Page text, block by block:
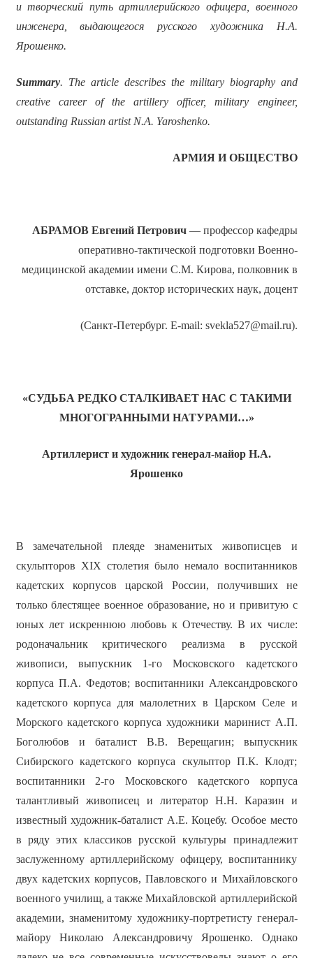
и творческий путь артиллерийского офицера, военного
инженера, выдающегося русского художника Н.А.
Ярошенко.
Summary. The article describes the military biography and
creative career of the artillery officer, military engineer,
outstanding Russian artist N.A. Yaroshenko.
АРМИЯ И ОБЩЕСТВО
АБРАМОВ Евгений Петрович— профессор кафедры
оперативно-тактической подготовки Военно-
медицинской академии имени С.М. Кирова, полковник в
отставке, доктор исторических наук, доцент
(Санкт-Петербург. E-mail: svekla527@mail.ru).
«СУДЬБА РЕДКО СТАЛКИВАЕТ НАС С ТАКИМИ
МНОГОГРАННЫМИ НАТУРАМИ…»
Артиллерист и художник генерал-майор Н.А.
Ярошенко
В замечательной плеяде знаменитых живописцев и
скульпторов XIX столетия было немало воспитанников
кадетских корпусов царской России, получивших не
только блестящее военное образование, но и привитую с
юных лет искреннюю любовь к Отечеству. В их числе:
родоначальник критического реализма в русской
живописи, выпускник 1-го Московского кадетского
корпуса П.А. Федотов; воспитанники Александровского
кадетского корпуса для малолетних в Царском Селе и
Морского кадетского корпуса художники маринист А.П.
Боголюбов и баталист В.В. Верещагин; выпускник
Сибирского кадетского корпуса скульптор П.К. Клодт;
воспитанники 2-го Московского кадетского корпуса
талантливый живописец и литератор Н.Н. Каразин и
известный художник-баталист А.Е. Коцебу. Особое место
в ряду этих классиков русской культуры принадлежит
заслуженному артиллерийскому офицеру, воспитаннику
двух кадетских корпусов, Павловского и Михайловского
военного училищ, а также Михайловской артиллерийской
академии, знаменитому художнику-портретисту генерал-
майору Николаю Александровичу Ярошенко. Однако